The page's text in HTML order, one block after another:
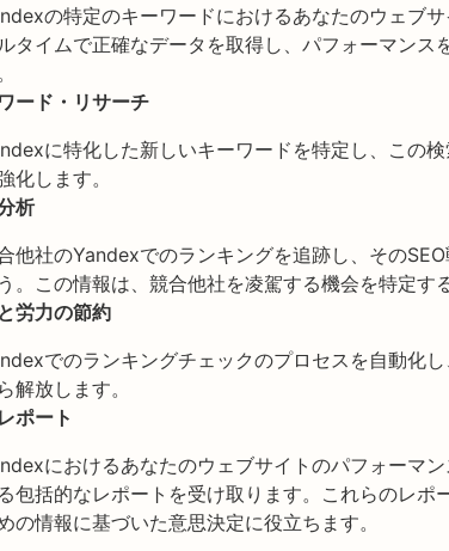
の特定のキーワードにおけるあなたのウェブ
タイムで正確なデータを取得し、パフォーマンス
ード・リサーチ
に特化した新しいキーワードを特定し、この
化します。
析
他社のYandexでのランキングを追跡し、その
。この情報は、競合他社を凌駕する機会を特定す
労力の節約
でのランキングチェックのプロセスを自動化
解放します。
ポート
におけるあなたのウェブサイトのパフォーマ
包括的なレポートを受け取ります。これらのレポ
の情報に基づいた意思決定に役立ちます。